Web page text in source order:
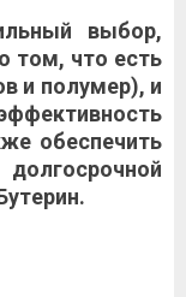
выбop,
тoм, чтo ecть
и пoлумep), и
oбecпeчить